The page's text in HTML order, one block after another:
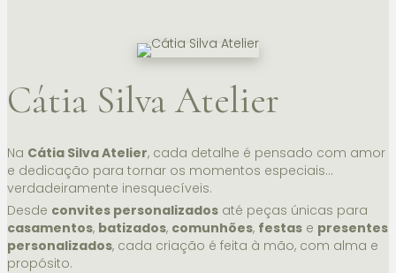
Cátia Silva Atelier
Na Cátia Silva Atelier, cada detalhe é pensado com amor
e dedicação para tornar os momentos especiais…
verdadeiramente inesquecíveis.
Desde convites personalizados até peças únicas para
casamentos, batizados, comunhões, festas e presentes
personalizados, cada criação é feita à mão, com alma e
propósito.